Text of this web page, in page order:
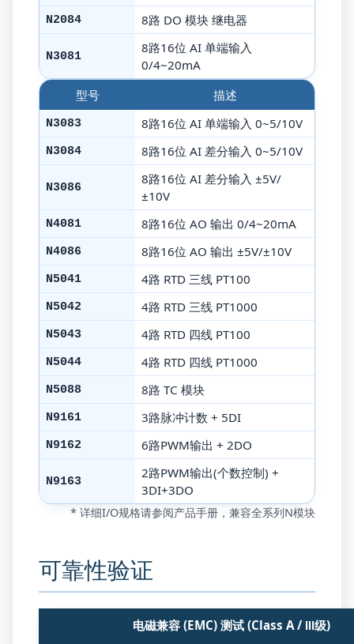
N2084 8路 DO 模块 继电器
N3081
8路16位 AI 单端输入
0/4~20mA
型号
描述
N3083 8路16位 AI 单端输入 0~5/10V
N3084 8路16位 AI 差分输入 0~5/10V
N3086
8路16位 AI 差分输入 ±5V/
±10V
N4081 8路16位 AO 输出 0/4~20mA
N4086 8路16位 AO 输出 ±5V/±10V
N5041 4路 RTD 三线 PT100
N5042 4路 RTD 三线 PT1000
N5043 4路 RTD 四线 PT100
N5044 4路 RTD 四线 PT1000
N5088 8路 TC 模块
N9161 3路脉冲计数 + 5DI
N9162 6路PWM输出 + 2DO
N9163
2路PWM输出(个数控制) +
3DI+3DO
* 详细I/O规格请参阅产品手册，兼容全系列N模块
可靠性验证
电磁兼容 (EMC) 测试 (Class A / Ⅲ级)